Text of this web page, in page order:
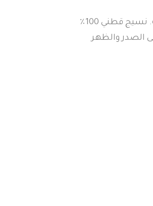
مستوحاة من القصص الخيالية الصينية والملابس الأمريكية. نسيج قطني 100٪